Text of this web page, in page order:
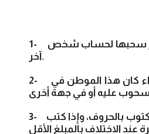
1- يجوز سحب الكمبيالة لأمر الساحب نفسه، ويجوز سحبها على ساحبها، ويجوز سحبها لحساب شخص
آخر.
2- يجوز اشتراط وفاء الكمبيالة في موطن شخص آخر غير المسحوب عليه سواء كان هذا الموطن في
3- إذا كتب مبلغ الكمبيالة بالحروف وبالأرقام معاً فتكون العبرة عند الاختلاف بالمكتوب بالحروف، وإذا كتب